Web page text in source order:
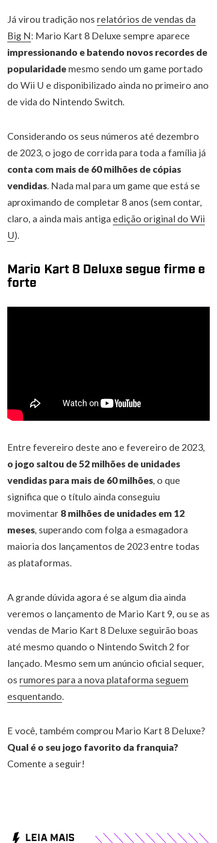
Já virou tradição nos relatórios de vendas da
Big N: Mario Kart 8 Deluxe sempre aparece
impressionando e batendo novos recordes de
popularidade mesmo sendo um game portado
do Wii U e disponibilizado ainda no primeiro ano
de vida do Nintendo Switch.
Considerando os seus números até dezembro
de 2023, o jogo de corrida para toda a família já
conta com mais de 60 milhões de cópias
vendidas. Nada mal para um game que está se
aproximando de completar 8 anos (sem contar,
claro, a ainda mais antiga edição original do Wii
U).
Mario Kart 8 Deluxe segue firme e
forte
Entre fevereiro deste ano e fevereiro de 2023,
o jogo saltou de 52 milhões de unidades
vendidas para mais de 60 milhões, o que
significa que o título ainda conseguiu
movimentar 8 milhões de unidades em 12
meses, superando com folga a esmagadora
maioria dos lançamentos de 2023 entre todas
as plataformas.
A grande dúvida agora é se algum dia ainda
veremos o lançamento de Mario Kart 9, ou se as
vendas de Mario Kart 8 Deluxe seguirão boas
até mesmo quando o Nintendo Switch 2 for
lançado. Mesmo sem um anúncio oficial sequer,
os rumores para a nova plataforma seguem
esquentando.
E você, também comprou Mario Kart 8 Deluxe?
Qual é o seu jogo favorito da franquia?
Comente a seguir!
LEIA MAIS